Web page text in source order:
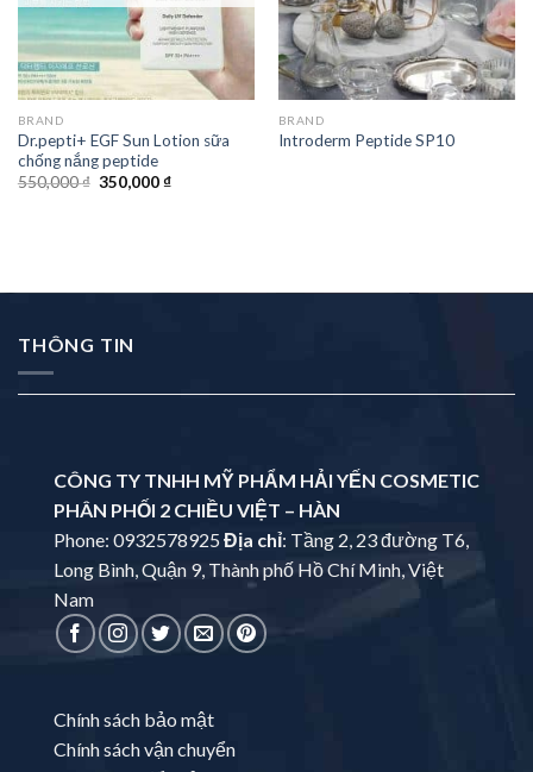
BRAND
Dr.pepti+ EGF Sun Lotion sữa
chống nắng peptide
550,000₫ 350,000₫
BRAND
Introderm Peptide SP10
THÔNG TIN
CÔNG TY TNHH MỸ PHẨM HẢI YẾN COSMETIC
PHÂN PHỐI 2 CHIỀU VIỆT – HÀN
Phone: 0932578925Địa chỉ: Tầng 2, 23 đường T6,
Long Bình, Quận 9, Thành phố Hồ Chí Minh, Việt
Nam
Chính sách bảo mật
Chính sách vận chuyển